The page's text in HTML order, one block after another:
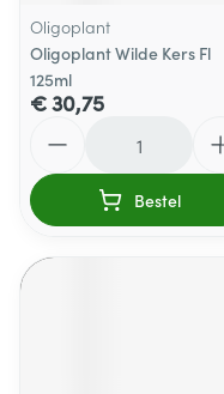
Oligoplant
Oligoplant Wilde Kers Fl
125ml
€ 30,75
Bestel